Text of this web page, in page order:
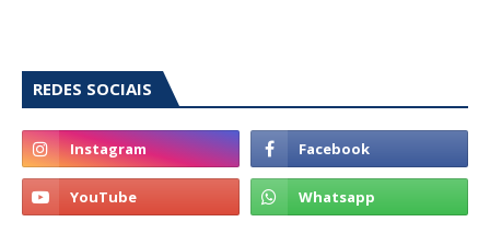
REDES SOCIAIS